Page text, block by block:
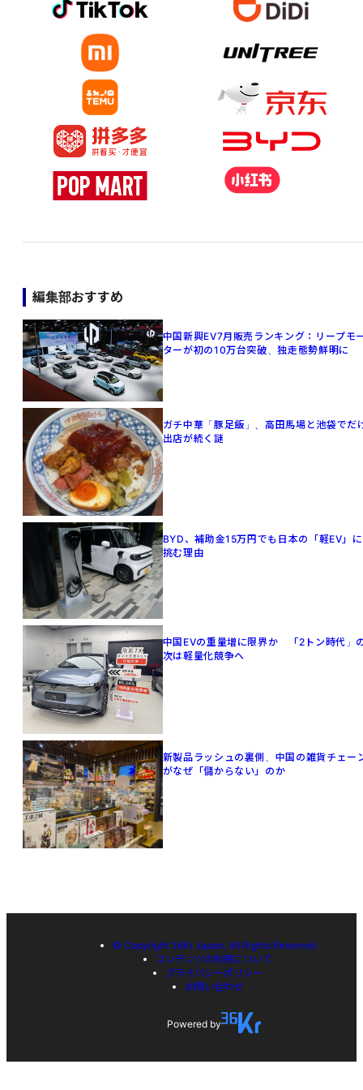
編集部おすすめ
中国新興EV7月販売ランキング：リープモ
ターが初の10万台突破、独走態勢鮮明に
ガチ中華「豚足飯」、高田馬場と池袋でだ
出店が続く謎
BYD、補助金15万円でも日本の「軽EV」に
挑む理由
中国EVの重量増に限界か 「2トン時代」
次は軽量化競争へ
新製品ラッシュの裏側、中国の雑貨チェー
がなぜ「儲からない」のか
© Copyright 36Kr Japan, All Rights Reserved
コンテンツの利用について
プライバシーポリシー
お問い合わせ
Powered by